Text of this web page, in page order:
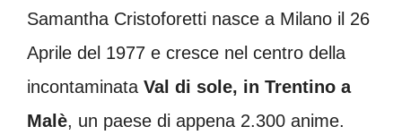
Samantha Cristoforetti nasce a Milano il 26
Aprile del 1977 e cresce nel centro della
incontaminata Val di sole, in Trentino a
Malè, un paese di appena 2.300 anime.